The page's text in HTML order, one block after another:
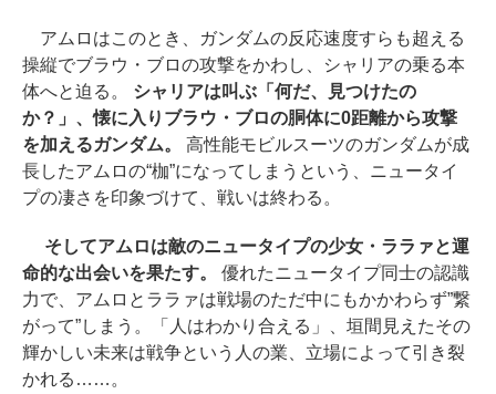
アムロはこのとき、ガンダムの反応速度すらも超える
操縦でブラウ・ブロの攻撃をかわし、シャリアの乗る本
体へと迫る。
シャリアは叫ぶ「何だ、見つけたの
か？」、懐に入りブラウ・ブロの胴体に0距離から攻撃
を加えるガンダム。 高性能モビルスーツのガンダムが成
長したアムロの“枷”になってしまうという、ニュータイ
プの凄さを印象づけて、戦いは終わる。
そしてアムロは敵のニュータイプの少女・ララァと運
命的な出会いを果たす。 優れたニュータイプ同士の認識
力で、アムロとララァは戦場のただ中にもかかわらず”繋
がって”しまう。「人はわかり合える」、垣間見えたその
輝かしい未来は戦争という人の業、立場によって引き裂
かれる……。